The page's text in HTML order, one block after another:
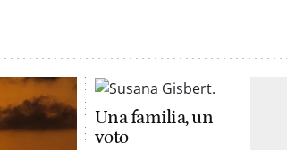
Una familia, un
voto